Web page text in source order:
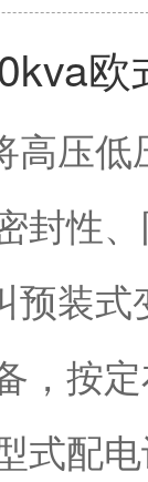
欧
高压
封性
预装
，按
式配